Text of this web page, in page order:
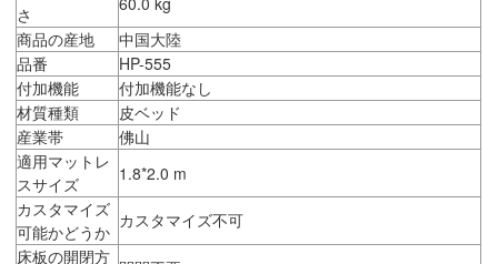
さ
商品の産地
中国大陸
品番
HP-555
付加機能
付加機能なし
材質種類
皮ベッド
産業帯
佛山
適用マットレ
スサイズ
1.8*2.0 m
カスタマイズ
可能かどうか
カスタマイズ不可
床板の開閉方